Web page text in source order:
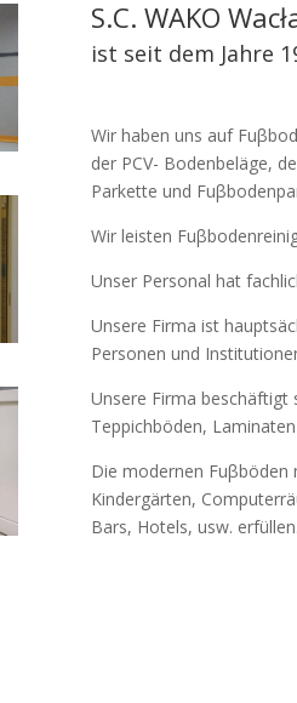
S.C. WAKO
ist seit dem Jahre
Wir haben uns auf
der PCV- Bodenbeläge,
Parkette und
Wir leisten
Unser Personal hat
Unsere Firma ist
Personen und
Unsere Firma beschäftigt
Teppichböden,
Die modernen Fuβböden
Kindergärten,
Bars, Hotels, usw. erfüllen.